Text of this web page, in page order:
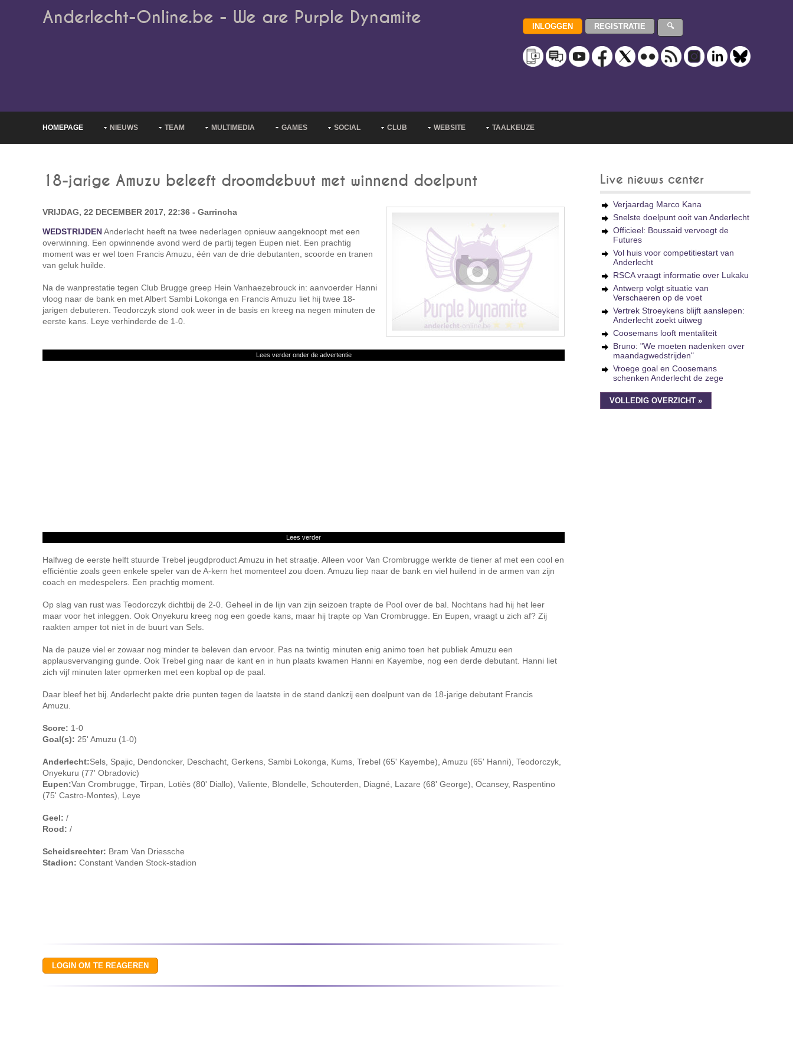
Anderlecht-Online.be - We are Purple Dynamite
HOMEPAGE NIEUWS TEAM MULTIMEDIA GAMES SOCIAL CLUB WEBSITE TAALKEUZE
18-jarige Amuzu beleeft droomdebuut met winnend doelpunt
VRIJDAG, 22 DECEMBER 2017, 22:36 - Garrincha
WEDSTRIJDENAnderlecht heeft na twee nederlagen opnieuw aangeknoopt met een
overwinning. Een opwinnende avond werd de partij tegen Eupen niet. Een prachtig
moment was er wel toen Francis Amuzu, één van de drie debutanten, scoorde en tranen
van geluk huilde.
Na de wanprestatie tegen Club Brugge greep Hein Vanhaezebrouck in: aanvoerder Hanni
vloog naar de bank en met Albert Sambi Lokonga en Francis Amuzu liet hij twee 18-
jarigen debuteren. Teodorczyk stond ook weer in de basis en kreeg na negen minuten de
eerste kans. Leye verhinderde de 1-0.
Lees verder onder de advertentie
Lees verder
Halfweg de eerste helft stuurde Trebel jeugdproduct Amuzu in het straatje. Alleen voor Van Crombrugge werkte de tiener af met een cool en
efficiëntie zoals geen enkele speler van de A-kern het momenteel zou doen. Amuzu liep naar de bank en viel huilend in de armen van zijn
coach en medespelers. Een prachtig moment.
Op slag van rust was Teodorczyk dichtbij de 2-0. Geheel in de lijn van zijn seizoen trapte de Pool over de bal. Nochtans had hij het leer
maar voor het inleggen. Ook Onyekuru kreeg nog een goede kans, maar hij trapte op Van Crombrugge. En Eupen, vraagt u zich af? Zij
raakten amper tot niet in de buurt van Sels.
Na de pauze viel er zowaar nog minder te beleven dan ervoor. Pas na twintig minuten enig animo toen het publiek Amuzu een
applausvervanging gunde. Ook Trebel ging naar de kant en in hun plaats kwamen Hanni en Kayembe, nog een derde debutant. Hanni liet
zich vijf minuten later opmerken met een kopbal op de paal.
Daar bleef het bij. Anderlecht pakte drie punten tegen de laatste in de stand dankzij een doelpunt van de 18-jarige debutant Francis
Amuzu.
Score: 1-0
Goal(s): 25' Amuzu (1-0)
Anderlecht:Sels, Spajic, Dendoncker, Deschacht, Gerkens, Sambi Lokonga, Kums, Trebel (65' Kayembe), Amuzu (65' Hanni), Teodorczyk,
Onyekuru (77' Obradovic)
Eupen:Van Crombrugge, Tirpan, Lotiès (80' Diallo), Valiente, Blondelle, Schouterden, Diagné, Lazare (68' George), Ocansey, Raspentino
(75' Castro-Montes), Leye
Geel: /
Rood: /
Scheidsrechter: Bram Van Driessche
Stadion: Constant Vanden Stock-stadion
Live nieuws center
Verjaardag Marco Kana
Snelste doelpunt ooit van Anderlecht
Officieel: Boussaid vervoegt de
Futures
Vol huis voor competitiestart van
Anderlecht
RSCA vraagt informatie over Lukaku
Antwerp volgt situatie van
Verschaeren op de voet
Vertrek Stroeykens blijft aanslepen:
Anderlecht zoekt uitweg
Coosemans looft mentaliteit
Bruno: "We moeten nadenken over
maandagwedstrijden"
Vroege goal en Coosemans
schenken Anderlecht de zege
VOLLEDIG OVERZICHT »